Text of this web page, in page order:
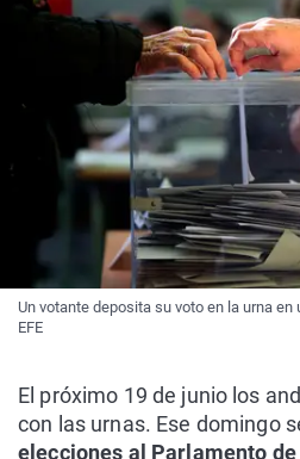
Un votante deposita su voto en la urna
EFE
El próximo 19 de junio los
con las urnas. Ese domingo
elecciones al Parlamento